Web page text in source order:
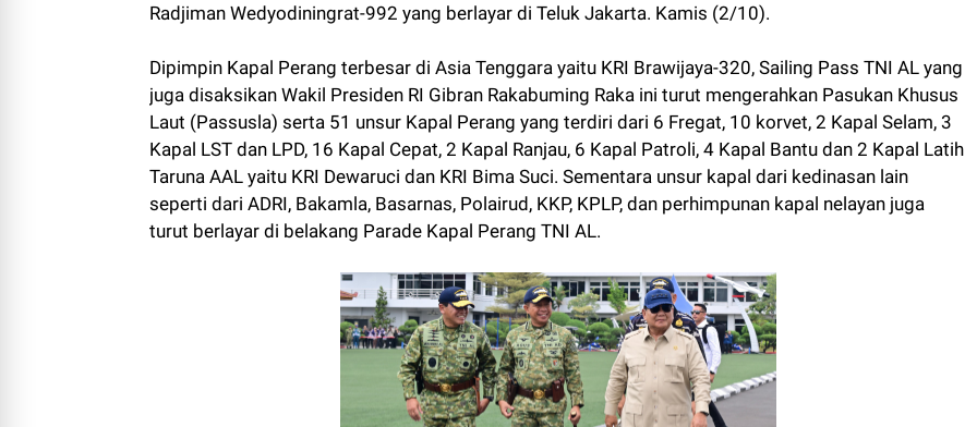
Radjiman Wedyodiningrat-992 yang berlayar di Teluk Jakarta. Kamis (2/10).
Dipimpin Kapal Perang terbesar di Asia Tenggara yaitu KRI Brawijaya-320, Sailing Pass TNI AL yang
juga disaksikan Wakil Presiden RI Gibran Rakabuming Raka ini turut mengerahkan Pasukan Khusus
Laut (Passusla) serta 51 unsur Kapal Perang yang terdiri dari 6 Fregat, 10 korvet, 2 Kapal Selam, 3
Kapal LST dan LPD, 16 Kapal Cepat, 2 Kapal Ranjau, 6 Kapal Patroli, 4 Kapal Bantu dan 2 Kapal Latih
Taruna AAL yaitu KRI Dewaruci dan KRI Bima Suci. Sementara unsur kapal dari kedinasan lain
seperti dari ADRI, Bakamla, Basarnas, Polairud, KKP, KPLP, dan perhimpunan kapal nelayan juga
turut berlayar di belakang Parade Kapal Perang TNI AL.